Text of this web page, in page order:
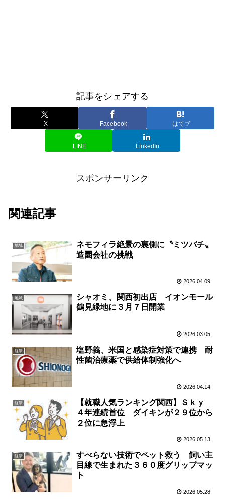
記事をシェアする
X Facebook はてブ
LINE LinkedIn
スポンサーリンク
関連記事
地域
ネモフィラ絶景の裏側に〝ミツバチ〟
造園会社の挑戦
2026.04.09
地域
シャオミ、関西初出店 イオンモール
鶴見緑地に３月７日開業
2026.03.05
経済
塩野義、米国と感染症対策で連携 耐
性菌治療薬で供給体制強化へ
2026.04.14
経済
【就職人気ランキング関西】Ｓｋｙ
４年連続首位 ダイキンが２９位から
２位に急浮上
2026.05.13
経済
すべらない技術でペット救う 飼い主
目線で生まれた３６０度グリップマッ
ト
2026.05.28